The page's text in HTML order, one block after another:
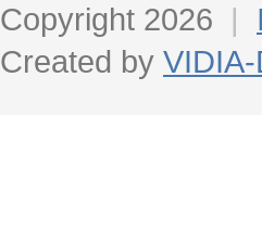
Copyright 2026 |
Created by